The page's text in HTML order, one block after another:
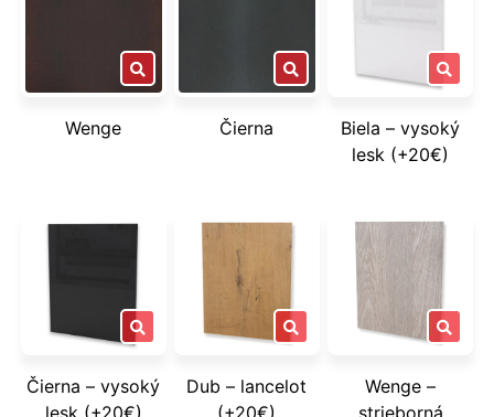
Wenge Čierna
Biela – vysoký
lesk (+20€)
Čierna – vysoký
Dub – lancelot
Wenge –